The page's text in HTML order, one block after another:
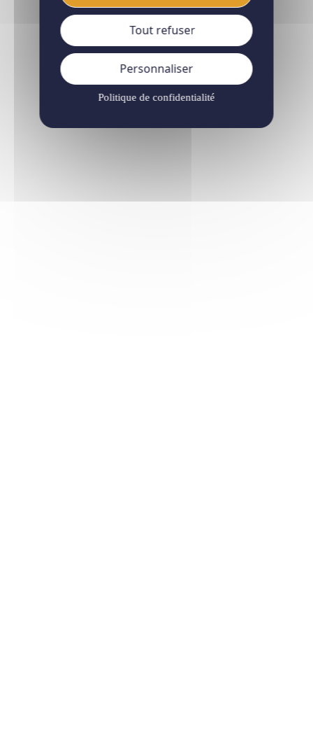
Tout refuser
Personnaliser
Politique de confidentialité